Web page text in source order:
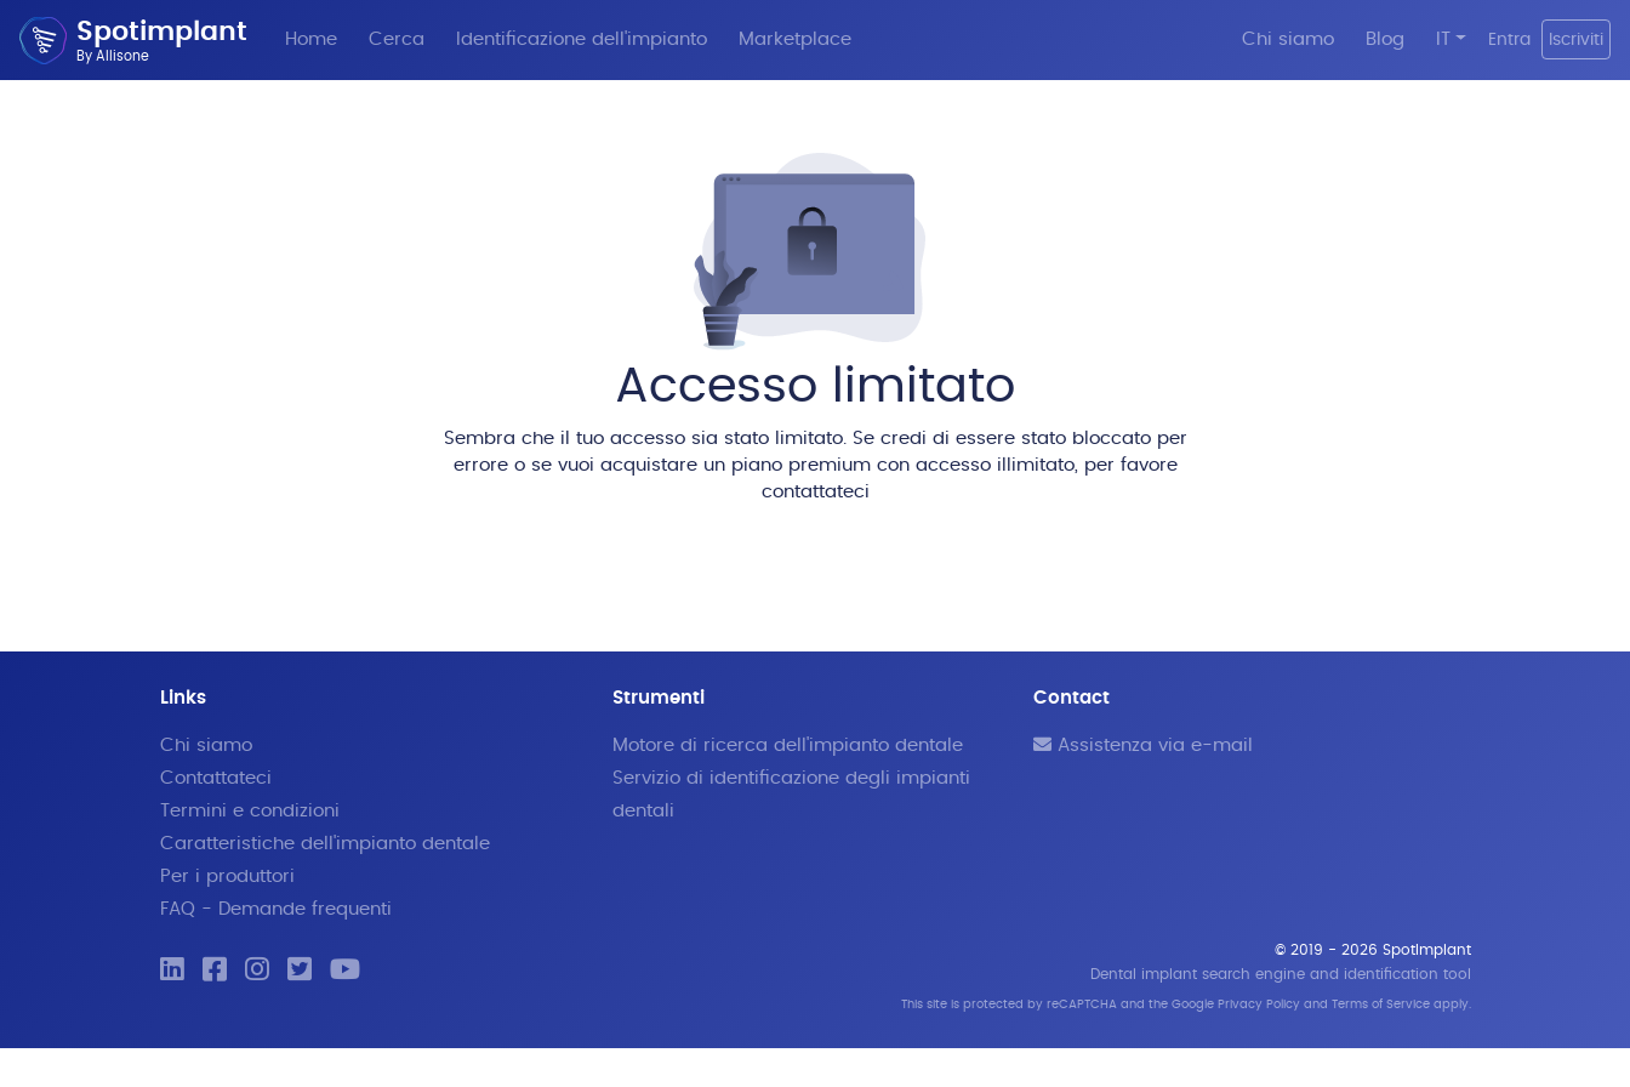
Spotimplant
By Allisone
Home Cerca Identificazione dell'impianto Marketplace Chi siamo Blog Entra Iscriviti
Accesso limitato
Sembra che il tuo accesso sia stato limitato. Se credi di essere stato bloccato per
errore o se vuoi acquistare un piano premium con accesso illimitato, per favore
contattateci
Links
Chi siamo
Contattateci
Termini e condizioni
Caratteristiche dell'impianto dentale
Per i produttori
FAQ - Demande frequenti
Strumenti
Motore di ricerca dell'impianto dentale
Servizio di identificazione degli impianti
dentali
Contact
Assistenza via e-mail
© 2019 - 2026 SpotImplant
Dental implant search engine and identification tool
This site is protected by reCAPTCHA and the Google Privacy Policy and Terms of Serviceapply.